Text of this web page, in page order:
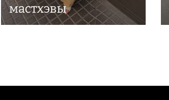
мастхэвы